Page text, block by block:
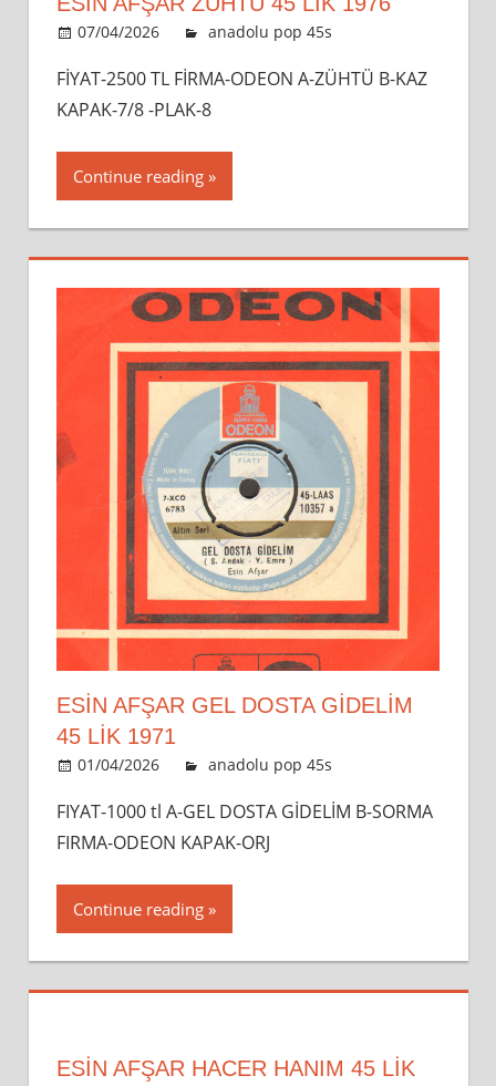
07/04/2026 admin
anadolu pop 45s
FİYAT-2500 TL FİRMA-ODEON A-ZÜHTÜ B-KAZ
KAPAK-7/8 -PLAK-8
Continue reading
ESİN AFŞAR GEL DOSTA GIDELIM
45 LİK 1971
01/04/2026 admin
anadolu pop 45s
FIYAT-1000 tl A-GEL DOSTA GİDELİM B-SORMA
FIRMA-ODEON KAPAK-ORJ
Continue reading
ESİN AFŞAR HACER HANIM 45 LİK